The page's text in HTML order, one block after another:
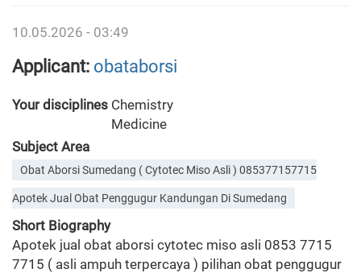
10.05.2026 - 03:49
Applicant: obataborsi
Your disciplines Chemistry
Medicine
Subject Area
Obat Aborsi Sumedang ( Cytotec Miso Asli ) 085377157715
Apotek Jual Obat Penggugur Kandungan Di Sumedang
Short Biography
Apotek jual obat aborsi cytotec miso asli 0853 7715
7715 ( asli ampuh terpercaya ) pilihan obat penggugur